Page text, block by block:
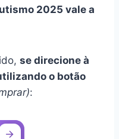
2025 vale a
se direcione à
o botão
: